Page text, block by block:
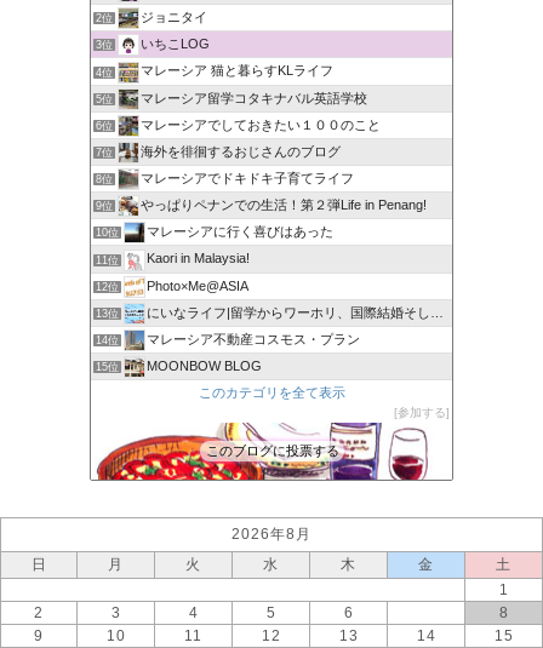
2位 ジョニタイ
3位 いちこLOG
4位 マレーシア 猫と暮らすKLライフ
5位 マレーシア留学コタキナバル英語学校
6位 マレーシアでしておきたい１００のこと
7位 海外を徘徊するおじさんのブログ
8位 マレーシアでドキドキ子育てライフ
9位 やっぱりペナンでの生活！第２弾Life in Penang!
10位 マレーシアに行く喜びはあった
11位 Kaori in Malaysia!
12位 Photo×Me@ASIA
13位 にいなライフ|留学からワーホリ、国際結婚そしてマレーシア生活
14位 マレーシア不動産コスモス・プラン
15位
MOONBOW BLOG
このカテゴリを全て表示
参加する
このブログに投票する
2026年8月
日
月 火 水 木 金
土
1
2
3 4 5 6
8
9
10 11 12 13 14
15